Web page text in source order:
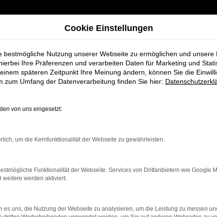
bestimmter Seiten verhindern. Funktioniert die Seite in
beheben.
auf dem neuesten Stand sind.
kann auch dazu führen, dass bestimmte Funktionen
Cookie Einstellungen
bestmögliche Nutzung unserer Webseite zu ermöglichen und unsere
Ihre Präferenzen und verarbeiten Daten für Marketing und
späteren Zeitpunkt Ihre Meinung ändern, können Sie die
zum Umfang der Datenverarbeitung finden Sie hier:
von uns eingesetzt:
um die Kernfunktionalität der Webseite zu gewährleisten.
Funktionalität der Webseite. Services von Drittanbietern wie Google
weitere werden aktiviert.
es uns, die Nutzung der Webseite zu analysieren, um die Leistung zu messen